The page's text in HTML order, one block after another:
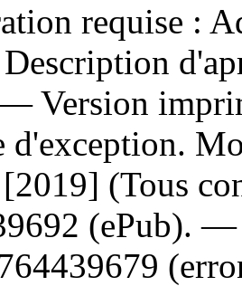
requise :
—Version
d'exception.
[2019] (Tous
(ePub).